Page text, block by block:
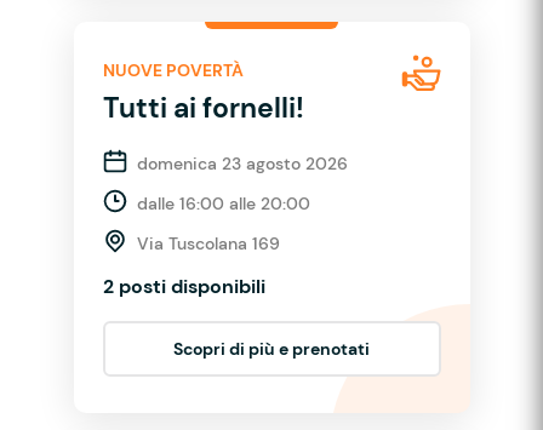
NUOVE POVERTÀ
Tutti ai fornelli!
domenica 23 agosto 2026
dalle 16:00 alle 20:00
Via Tuscolana 169
2 posti disponibili
Scopri di più e prenotati